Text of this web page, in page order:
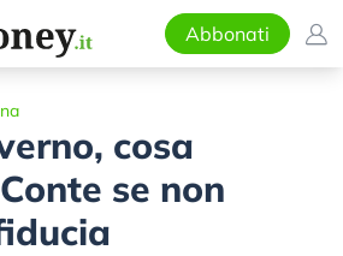
Abbonati
cosa
se non